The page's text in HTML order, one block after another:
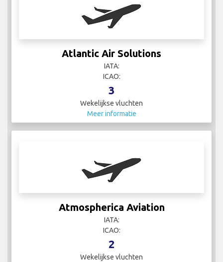
Atlantic Air Solutions
IATA:
ICAO:
3
Wekelijkse vluchten
Meer informatie
Atmospherica Aviation
IATA:
ICAO:
2
Wekelijkse vluchten